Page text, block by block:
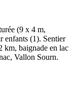
(9 x 4 m,
enfants (1). Sentier
km, baignade en lac
Vallon Sourn.